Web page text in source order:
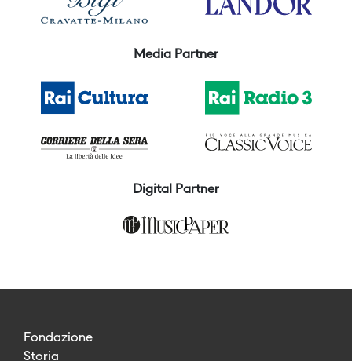
Media Partner
Digital Partner
Fondazione
Storia